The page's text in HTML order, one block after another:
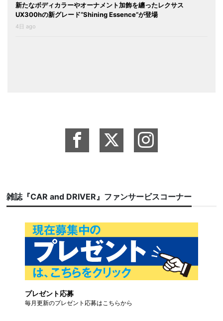
新たなボディカラーやオーナメント加飾を纏ったレクサス
UX300hの新グレード“Shining Essence”が登場
4日 ago
雑誌『CAR and DRIVER』ファンサービスコーナー
プレゼント応募
毎月更新のプレゼント応募はこちらから